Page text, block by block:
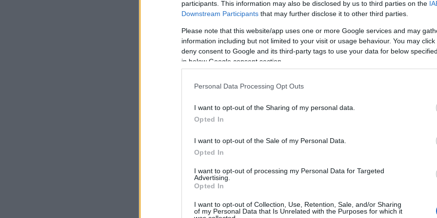
participants. This information may also be disclosed by us to third parties on the
Downstream Participants that may further disclose it to other third parties.
Please note that this website/app uses one or more Google services and may
information including but not limited to your visit or usage behaviour. You may
deny consent to Google and its third-party tags to use your data for below
in below Google consent section.
Personal Data Processing Opt Outs
I want to opt-out of the Sharing of my personal data.
Opted In
I want to opt-out of the Sale of my Personal Data.
Opted In
I want to opt-out of processing my Personal Data for Targeted
Advertising.
Opted In
I want to opt-out of Collection, Use, Retention, Sale, and/or Sharing
of my Personal Data that Is Unrelated with the Purposes for which it